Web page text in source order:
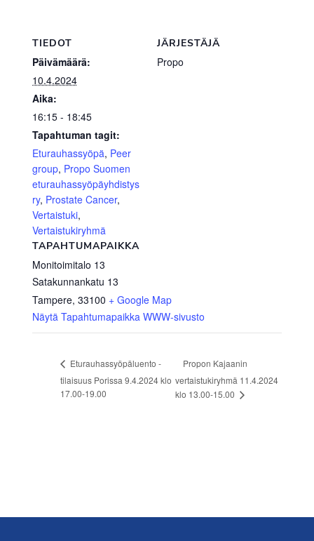
TIEDOT
Päivämäärä:
10.4.2024
Aika:
16:15 - 18:45
Tapahtuman tagit:
Eturauhassyöpä, Peer
group, Propo Suomen
eturauhassyöpäyhdistys
ry, Prostate Cancer,
Vertaistuki,
Vertaistukiryhmä
TAPAHTUMAPAIKKA
Monitoimitalo 13
Satakunnankatu 13
Tampere, 33100 + Google Map
Näytä Tapahtumapaikka WWW-sivusto
JÄRJESTÄJÄ
Propo
Eturauhassyöpäluento -
tilaisuus Porissa 9.4.2024 klo
17.00-19.00
Propon Kajaanin
vertaistukiryhmä 11.4.2024
klo 13.00-15.00